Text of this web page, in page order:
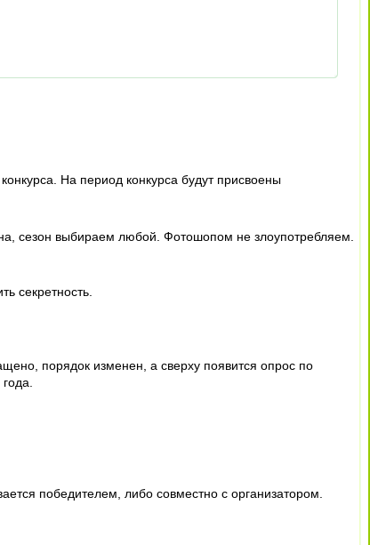
На период конкурса будут присвоены
сезон выбираем любой. Фотошопом не злоупотребляем.
секретность.
порядок изменен, а сверху появится опрос по
победителем, либо совместно с организатором.